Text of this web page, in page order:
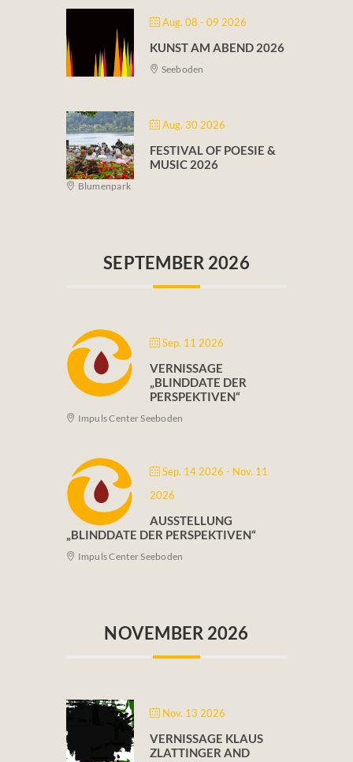
Aug. 08 - 09 2026
KUNST AM ABEND 2026
Seeboden
Aug. 30 2026
FESTIVAL OF POESIE &
MUSIC 2026
Blumenpark
SEPTEMBER 2026
Sep. 11 2026
VERNISSAGE
„BLINDDATE DER
PERSPEKTIVEN“
Impuls Center Seeboden
Sep. 14 2026 - Nov. 11
2026
AUSSTELLUNG
„BLINDDATE DER PERSPEKTIVEN“
Impuls Center Seeboden
NOVEMBER 2026
Nov. 13 2026
VERNISSAGE KLAUS
ZLATTINGER AND